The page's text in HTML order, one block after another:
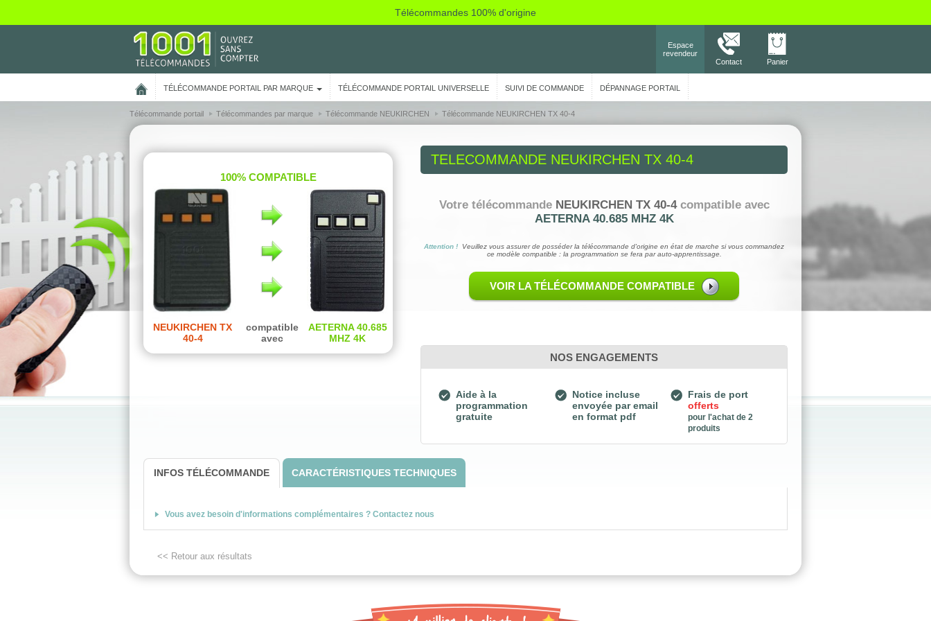
Télécommandes 100% d'origine
Espace
revendeur
Contact
Panier
TÉLÉCOMMANDE PORTAIL PAR MARQUE TÉLÉCOMMANDE PORTAIL UNIVERSELLE SUIVI DE COMMANDE DÉPANNAGE PORTAIL
Télécommande portail Télécommandes par marque Télécommande NEUKIRCHEN Télécommande NEUKIRCHEN TX 40-4
100% COMPATIBLE
NEUKIRCHEN TX
40-4
compatible
avec
AETERNA 40.685
MHZ 4K
TELECOMMANDE NEUKIRCHEN TX 40-4
Votre télécommande NEUKIRCHEN TX 40-4 compatible avec
AETERNA 40.685 MHZ 4K
Attention ! Veuillez vous assurer de posséder la télécommande d'origine en état de marche si vous commandez
ce modèle compatible : la programmation se fera par auto-apprentissage.
VOIR LA TÉLÉCOMMANDE COMPATIBLE
NOS ENGAGEMENTS
Aide à la
programmation
gratuite
Notice incluse
envoyée par email
en format pdf
Frais de port
offerts
pour l'achat de 2
produits
INFOS TÉLÉCOMMANDE CARACTÉRISTIQUES TECHNIQUES
Vous avez besoin d'informations complémentaires ? Contactez nous
<< Retour aux résultats